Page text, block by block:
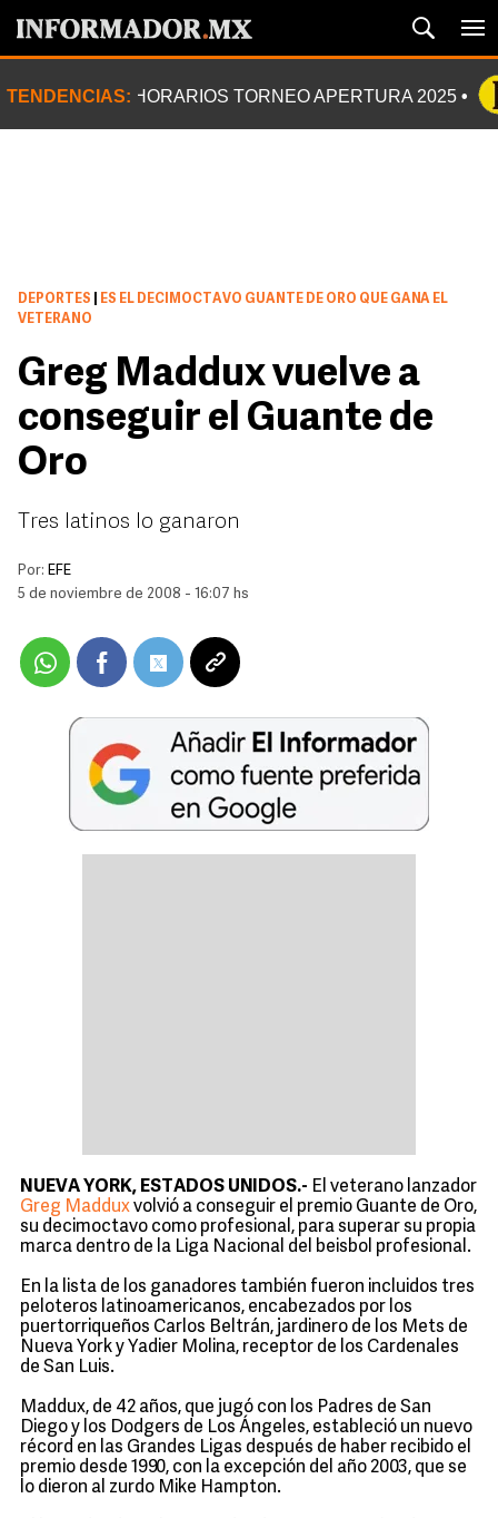
TENDENCIAS: HORARIOS TORNEO APERTURA 2025
DEPORTES
ES EL DECIMOCTAVO GUANTE DE ORO QUE GANA EL
VETERANO
Greg Maddux vuelve a
conseguir el Guante de
Oro
Tres latinos lo ganaron
Por: EFE
5 de noviembre de 2008 - 16:07 hs
NUEVA YORK, ESTADOS UNIDOS.- El veterano lanzador
Greg Madduxvolvió a conseguir el premio Guante de Oro,
su decimoctavo como profesional, para superar su propia
marca dentro de la Liga Nacional del beisbol profesional.
En la lista de los ganadores también fueron incluidos tres
peloteros latinoamericanos, encabezados por los
puertorriqueños Carlos Beltrán, jardinero de los Mets de
Nueva York y Yadier Molina, receptor de los Cardenales
de San Luis.
Maddux, de 42 años, que jugó con los Padres de San
Diego y los Dodgers de Los Ángeles, estableció un nuevo
récord en las Grandes Ligas después de haber recibido el
premio desde 1990, con la excepción del año 2003, que se
lo dieron al zurdo Mike Hampton.